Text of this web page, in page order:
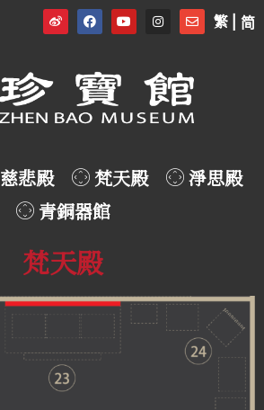
繁 | 简
慈悲殿 梵天殿
淨思殿
青銅器館
梵天殿